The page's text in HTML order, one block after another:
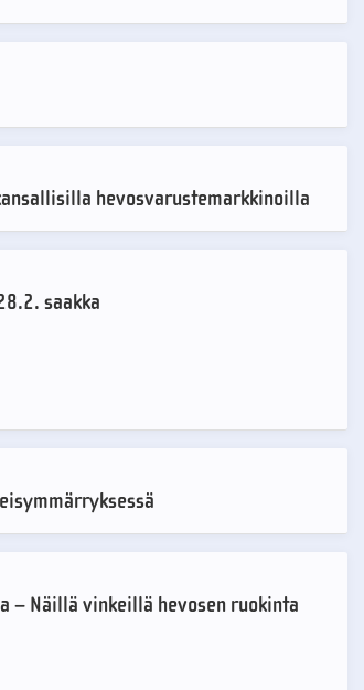
hevosvarustemarkkinoilla
saakka
– Näillä vinkeillä hevosen ruokinta